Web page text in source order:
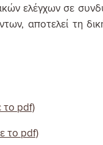
ελέγχων σε
αποτελεί τη
pdf)
το pdf)